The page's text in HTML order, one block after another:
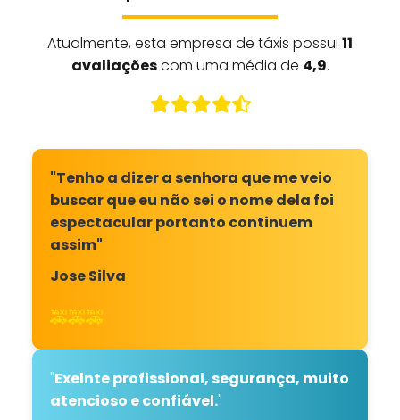
Atualmente, esta empresa de táxis possui 11
avaliaçõescom uma média de 4,9.
"Tenho a dizer a senhora que me veio
buscar que eu não sei o nome dela foi
espectacular portanto continuem
assim"
Jose Silva
🚕🚕🚕
"Exelnte profissional, segurança, muito
atencioso e confiável."